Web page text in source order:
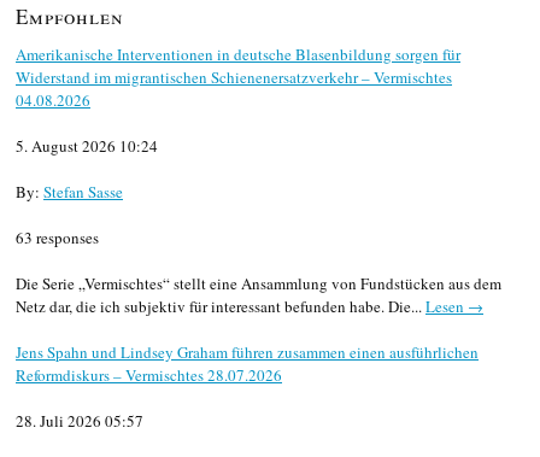
Empfohlen
Amerikanische Interventionen in deutsche Blasenbildung sorgen für
Widerstand im migrantischen Schienenersatzverkehr – Vermischtes
04.08.2026
5. August 2026 10:24
By: Stefan Sasse
63 responses
Die Serie „Vermischtes“ stellt eine Ansammlung von Fundstücken aus dem
Netz dar, die ich subjektiv für interessant befunden habe. Die...Lesen →
Jens Spahn und Lindsey Graham führen zusammen einen ausführlichen
Reformdiskurs – Vermischtes 28.07.2026
28. Juli 2026 05:57